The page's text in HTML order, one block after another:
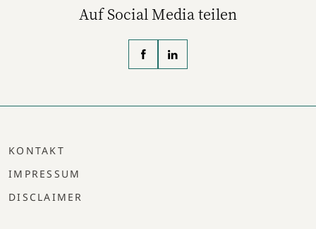
Auf Social Media teilen
KONTAKT
IMPRESSUM
DISCLAIMER